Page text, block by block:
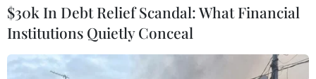
Iran đang triển khai lắp đặt một hệ thống
$30k In Debt Relief Scandal: What Financial
Institutions Quietly Conceal